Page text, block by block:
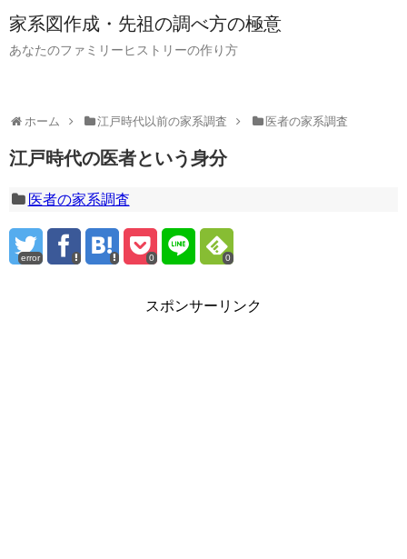
家系図作成・先祖の調べ方の極意
あなたのファミリーヒストリーの作り方
ホーム 江戸時代以前の家系調査 医者の家系調査
江戸時代の医者という身分
医者の家系調査
error 0 0
スポンサーリンク